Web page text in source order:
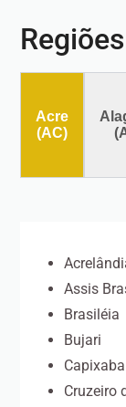
Acre
(AC)
Assis
Brasiléia
Bujari
Capixaba
Cruzeiro